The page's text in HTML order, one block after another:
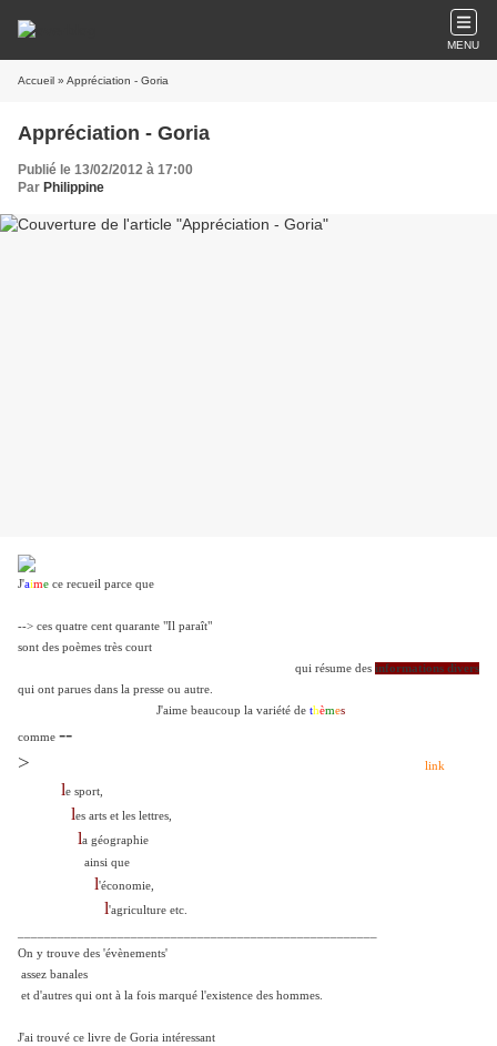
MENU
Accueil » Appréciation - Goria
Appréciation - Goria
Publié le 13/02/2012 à 17:00
Par Philippine
J'aime ce recueil parce que
--> ces quatre cent quarante "Il paraît"
sont des poèmes très court
qui résume des informations divers
qui ont parues dans la presse ou autre.
J'aime beaucoup la variété de thèmes
comme --
>
link
le sport,
les arts et les lettres,
la géographie
ainsi que
l'économie,
l'agriculture etc.
On y trouve des 'évènements'
assez banales
et d'autres qui ont à la fois marqué l'existence des hommes.
J'ai trouvé ce livre de Goria intéressant